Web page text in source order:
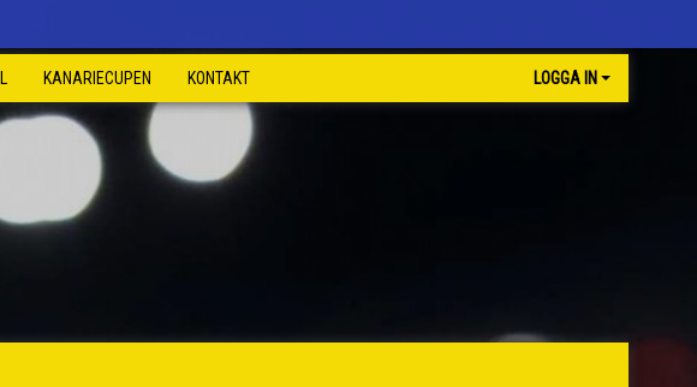
KANARIECUPEN KONTAKT LOGGA IN